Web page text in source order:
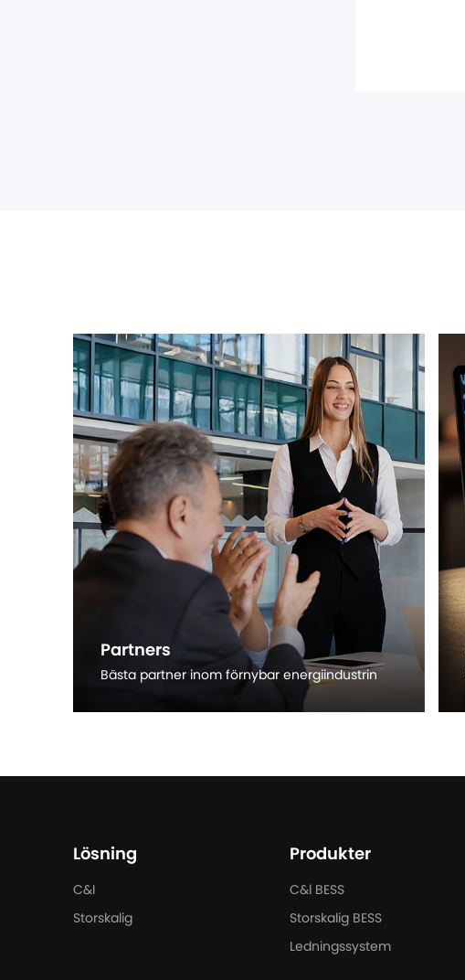
Partners
Bästa partner inom förnybar energiindustrin
Lösning
C&I
Storskalig
Produkter
C&l BESS
Storskalig BESS
Ledningssystem